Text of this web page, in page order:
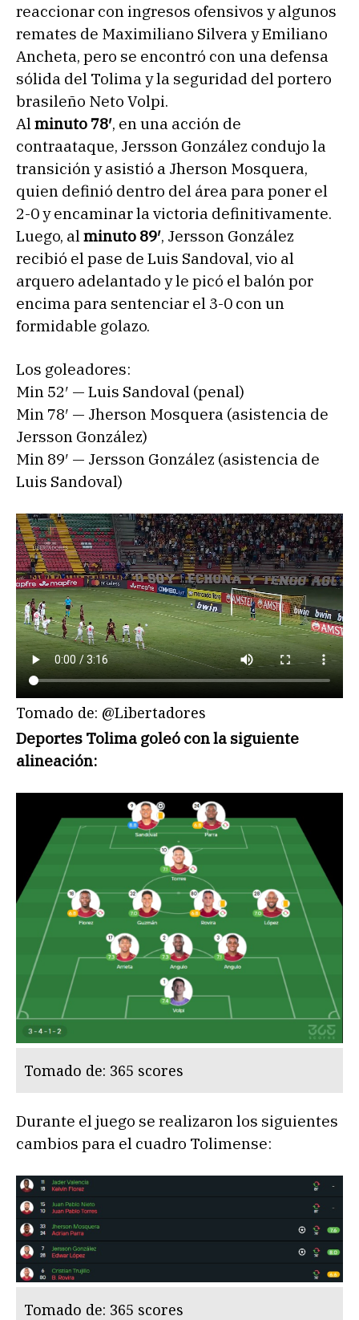
reaccionar con ingresos ofensivos y algunos
remates de Maximiliano Silvera y Emiliano
Ancheta, pero se encontró con una defensa
sólida del Tolima y la seguridad del portero
brasileño Neto Volpi.
Alminuto 78′, en una acción de
contraataque, Jersson González condujo la
transición y asistió a Jherson Mosquera,
quien definió dentro del área para poner el
2-0 y encaminar la victoria definitivamente.
Luego, alminuto 89′, Jersson González
recibió el pase de Luis Sandoval, vio al
arquero adelantado y le picó el balón por
encima para sentenciar el 3-0 con un
formidable golazo.
Los goleadores:
Min 52′ — Luis Sandoval (penal)
Min 78′ — Jherson Mosquera (asistencia de
Jersson González)
Min 89′ — Jersson González (asistencia de
Luis Sandoval)
Tomado de: @Libertadores
Deportes Tolima goleó con la siguiente
alineación:
Tomado de: 365 scores
Durante el juego se realizaron los siguientes
cambios para el cuadro Tolimense:
Tomado de: 365 scores